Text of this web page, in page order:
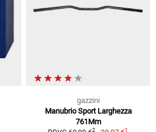
gazzini
Manubrio Sport Larghezza
761Mm
2 1